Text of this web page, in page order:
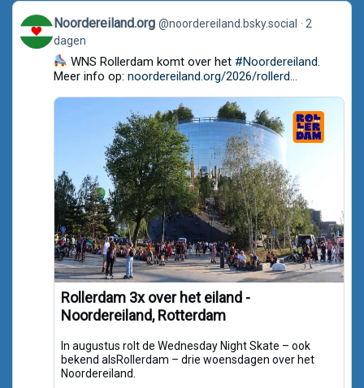
View
post
by
Noordereiland.org
Bluesky
Noordereiland.org @noordereiland.bsky.social
2
dagen
WNS Rollerdam komt over het #Noordereiland
Meer info op: noordereiland.org/2026/rollerd...
Rollerdam 3x over het eiland -
Noordereiland, Rotterdam
In augustus rolt de Wednesday Night Skate – ook
bekend alsRollerdam – drie woensdagen over het
Noordereiland.